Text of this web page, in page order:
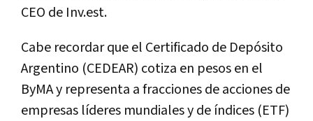
CEO de Inv.est.
Cabe recordar que el Certificado de Depósito
Argentino (CEDEAR) cotiza en pesos en el
ByMA y representa a fracciones de acciones de
empresas líderes mundiales y de índices (ETF)